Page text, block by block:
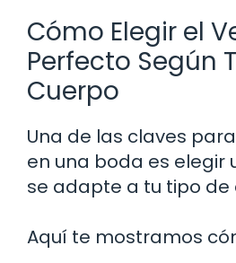
Cómo Elegir el
Perfecto Según
Cuerpo
Una de las claves
en una boda es elegir
se adapte a tu tipo de
Aquí te mostramos